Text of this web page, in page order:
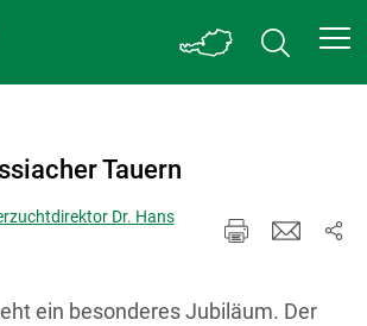
Tauern
Dr. Hans
ein besonderes Jubiläum. Der